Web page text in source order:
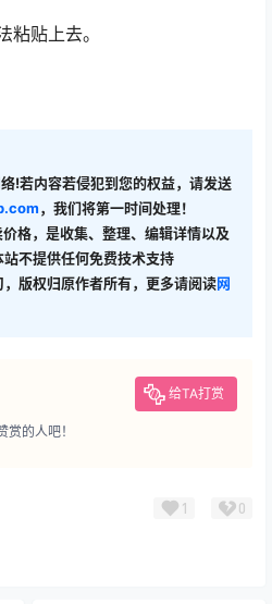
粘贴上去。
!若内容若侵犯到您的权益，请发送
，我们将第一时间处理！
格，是收集、整理、编辑详情以及
不提供任何免费技术支持
版权归原作者所有，更多请阅读网
给TA打赏
的人吧！
1 0